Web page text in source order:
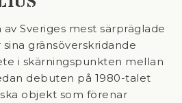
av Sveriges mest särpräglade
gränsöverskridande
i skärningspunkten mellan
debuten på 1980-talet
objekt som förenar